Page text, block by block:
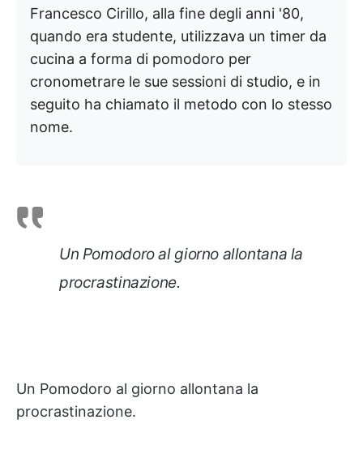
Francesco Cirillo, alla fine degli anni '80,
quando era studente, utilizzava un timer da
cucina a forma di pomodoro per
cronometrare le sue sessioni di studio, e in
seguito ha chiamato il metodo con lo stesso
nome.
Un Pomodoro al giorno allontana la
procrastinazione.
Un Pomodoro al giorno allontana la
procrastinazione.